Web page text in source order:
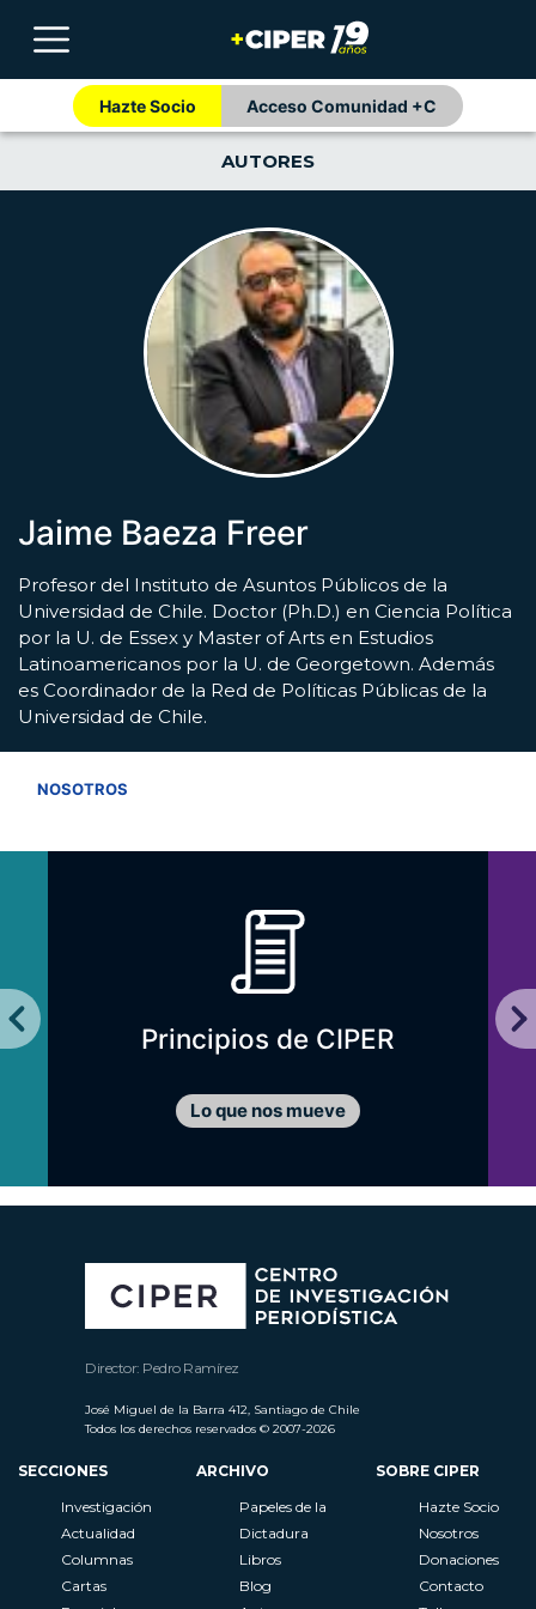
Hazte Socio Acceso Comunidad +C
AUTORES
Jaime Baeza Freer
Profesor del Instituto de Asuntos Públicos de la
Universidad de Chile. Doctor (Ph.D.) en Ciencia Política
por la U. de Essex y Master of Arts en Estudios
Latinoamericanos por la U. de Georgetown. Además
es Coordinador de la Red de Políticas Públicas de la
Universidad de Chile.
NOSOTROS
Principios de CIPER
Lo que nos mueve
Director: Pedro Ramírez
José Miguel de la Barra 412, Santiago de Chile
Todos los derechos reservados © 2007-2026
SECCIONES
Investigación
Actualidad
Columnas
Cartas
ARCHIVO
Papeles de la
Dictadura
Libros
Blog
SOBRE CIPER
Hazte Socio
Nosotros
Donaciones
Contacto